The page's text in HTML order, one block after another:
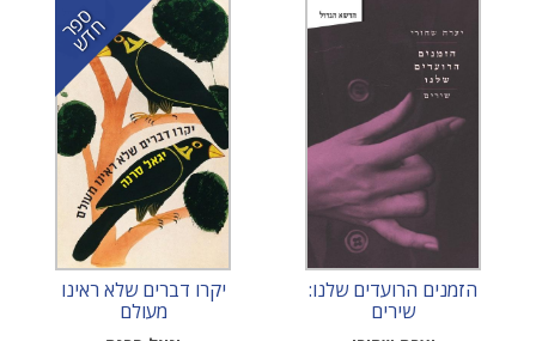
הזמנים הרועדים שלנו:
שירים
ס
פ
ר
ח
ד
ש
יקרו דברים שלא ראינו
מעולם